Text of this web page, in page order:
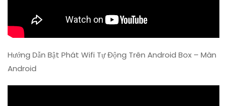
Hướng Dẫn Bật Phát Wifi Tự Động Trên Android Box – Màn
Android